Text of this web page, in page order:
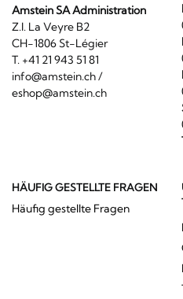
Amstein SA Administration
Z.I. La Veyre B2
CH-1806 St-Légier
T. +41 21 943 51 81
info@amstein.ch/
eshop@amstein.ch
HÄUFIG GESTELLTE FRAGEN
Häufig gestellte Fragen